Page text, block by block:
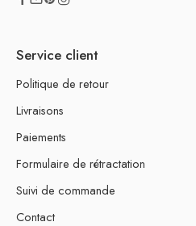
Service client
Politique de retour
Livraisons
Paiements
Formulaire de rétractation
Suivi de commande
Contact